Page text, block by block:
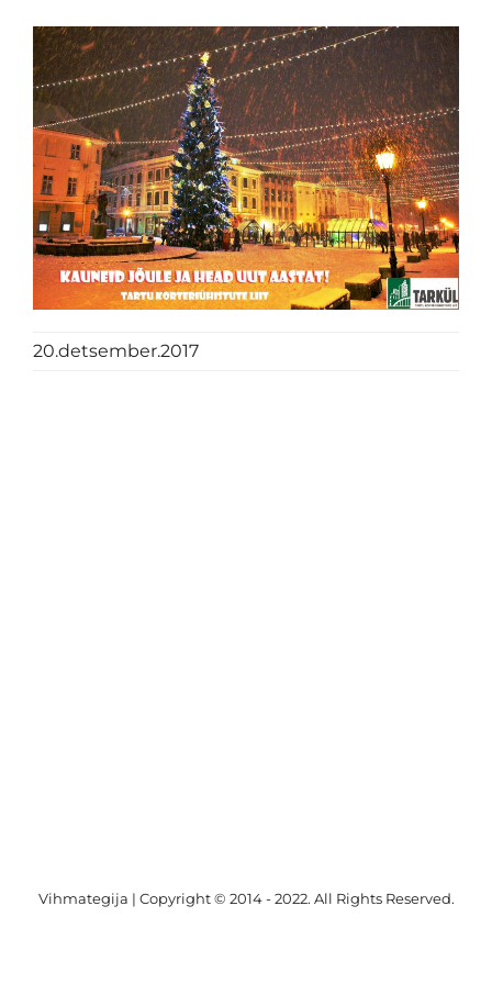
20.detsember.2017
Vihmategija | Copyright © 2014 - 2022. All Rights Reserved.